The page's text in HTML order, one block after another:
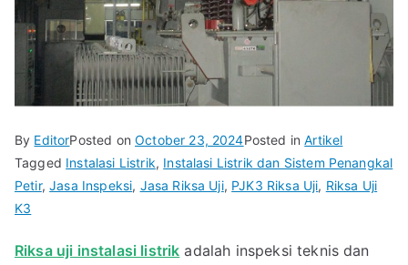
By EditorPosted onOctober 23, 2024Posted inArtikel
Tagged Instalasi Listrik, Instalasi Listrik dan Sistem Penangkal
Petir,Jasa Inspeksi, Jasa Riksa Uji, PJK3 Riksa Uji, Riksa Uji
K3
Riksa uji instalasi listrik adalah inspeksi teknis dan